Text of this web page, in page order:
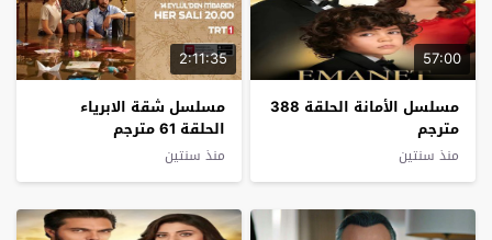
57:00
مسلسل الأمانة الحلقة 388
مترجم
منذ سنتين
2:11:35
مسلسل شقة الابرياء
الحلقة 61 مترجم
منذ سنتين